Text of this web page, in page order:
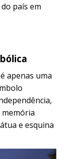
país em
apenas uma
memória
e esquina